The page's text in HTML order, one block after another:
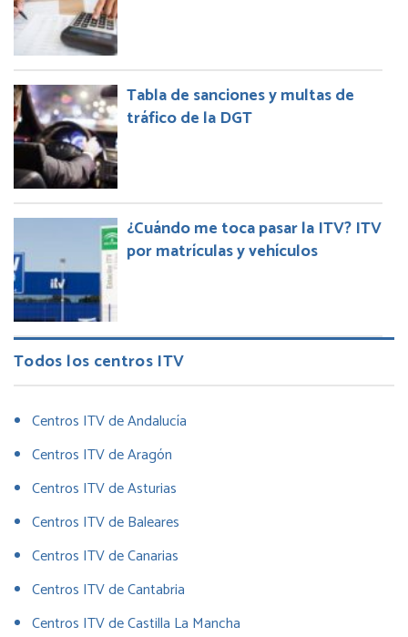
Tabla de sanciones y multas de
tráfico de la DGT
¿Cuándo me toca pasar la ITV? ITV
por matrículas y vehículos
Todos los centros ITV
Centros ITV de Andalucía
Centros ITV de Aragón
Centros ITV de Asturias
Centros ITV de Baleares
Centros ITV de Canarias
Centros ITV de Cantabria
Centros ITV de Castilla La Mancha